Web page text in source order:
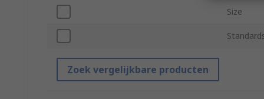
Size
Zoek vergelijkbare producten